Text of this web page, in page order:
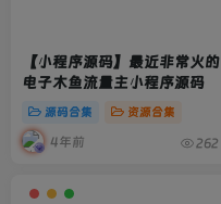
【小程序源码】最近非常火的
电子木鱼流量主小程序源码
源码合集 资源合集
4年前 262